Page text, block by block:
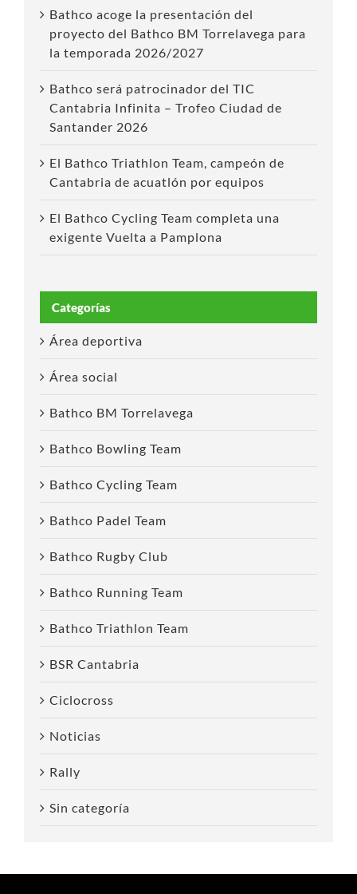
Bathco acoge la presentación del
proyecto del Bathco BM Torrelavega para
la temporada 2026/2027
Bathco será patrocinador del TIC
Cantabria Infinita – Trofeo Ciudad de
Santander 2026
El Bathco Triathlon Team, campeón de
Cantabria de acuatlón por equipos
El Bathco Cycling Team completa una
exigente Vuelta a Pamplona
Categorías
Área deportiva
Área social
Bathco BM Torrelavega
Bathco Bowling Team
Bathco Cycling Team
Bathco Padel Team
Bathco Rugby Club
Bathco Running Team
Bathco Triathlon Team
BSR Cantabria
Ciclocross
Noticias
Rally
Sin categoría